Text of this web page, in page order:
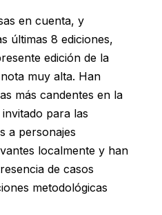
en cuenta, y
últimas 8 ediciones,
edición de la
muy alta. Han
más candentes en la
para las
a personajes
localmente y han
de casos
metodológicas